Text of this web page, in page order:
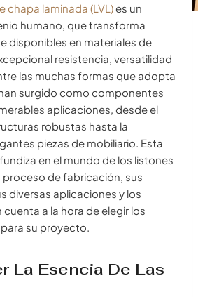
chapa laminada (LVL)es un
humano, que transforma
disponibles en materiales de
resistencia, versatilidad
las muchas formas que adopta
surgido como componentes
aplicaciones, desde el
robustas hasta la
piezas de mobiliario. Esta
en el mundo de los listones
proceso de fabricación, sus
diversas aplicaciones y los
a la hora de elegir los
su proyecto.
La Esencia De Las